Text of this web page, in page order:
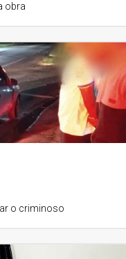
obra
o criminoso